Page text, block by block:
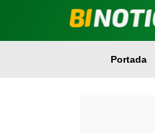
Portada